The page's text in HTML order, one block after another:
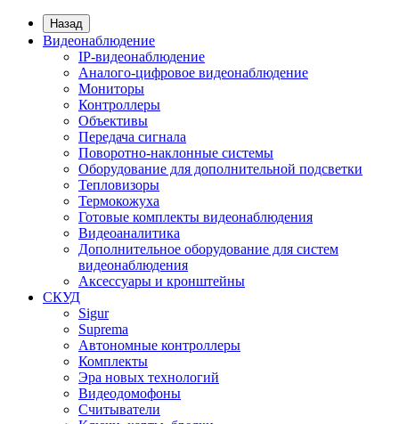
Назад
Видеонаблюдение
IP-видеонаблюдение
Аналого-цифровое видеонаблюдение
Мониторы
Контроллеры
Объективы
Передача сигнала
Поворотно-наклонные системы
Оборудование для дополнительной подсветки
Тепловизоры
Термокожуха
Готовые комплекты видеонаблюдения
Видеоаналитика
Дополнительное оборудование для систем
видеонаблюдения
Аксессуары и кронштейны
СКУД
Sigur
Suprema
Автономные контроллеры
Комплекты
Эра новых технологий
Видеодомофоны
Считыватели